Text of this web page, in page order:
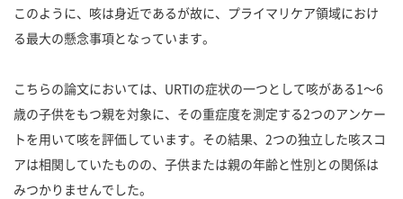
このように、咳は身近であるが故に、プライマリケア領域におけ
る最大の懸念事項となっています。
こちらの論文においては、URTIの症状の一つとして咳がある1〜6
歳の子供をもつ親を対象に、その重症度を測定する2つのアンケー
トを用いて咳を評価しています。その結果、2つの独立した咳スコ
アは相関していたものの、子供または親の年齢と性別との関係は
みつかりませんでした。